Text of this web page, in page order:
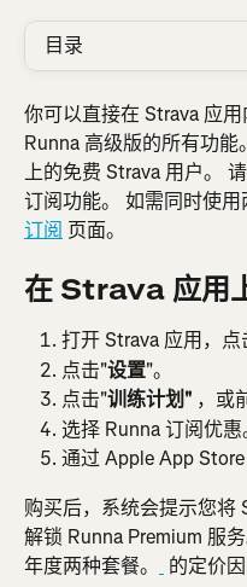
目录
你可以直接在 Strava 应
Runna 高级版的所有功
上的免费 Strava 用户。
订阅功能。 如需同时使用
订阅 页面。
在 Strava 应用
打开 Strava 应用，点
点击"设置"。
点击"训练计划" ，或
选择 Runna 订阅优惠
通过 Apple App Store
购买后，系统会提示您将
解锁 Runna Premium 服
年度两种套餐。
的定价因